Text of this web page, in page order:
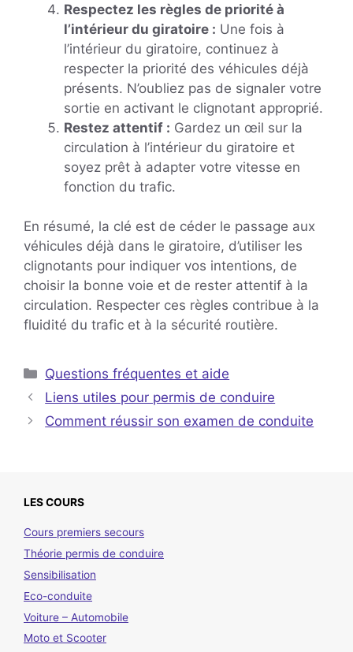
Respectez les règles de priorité à
l’intérieur du giratoire : Une fois à
l’intérieur du giratoire, continuez à
respecter la priorité des véhicules déjà
présents. N’oubliez pas de signaler votre
sortie en activant le clignotant approprié.
Restez attentif : Gardez un œil sur la
circulation à l’intérieur du giratoire et
soyez prêt à adapter votre vitesse en
fonction du trafic.
En résumé, la clé est de céder le passage aux
véhicules déjà dans le giratoire, d’utiliser les
clignotants pour indiquer vos intentions, de
choisir la bonne voie et de rester attentif à la
circulation. Respecter ces règles contribue à la
fluidité du trafic et à la sécurité routière.
Catégories
Questions fréquentes et aide
Liens utiles pour permis de conduire
Comment réussir son examen de conduite
LES COURS
Cours premiers secours
Théorie permis de conduire
Sensibilisation
Eco-conduite
Voiture – Automobile
Moto et Scooter